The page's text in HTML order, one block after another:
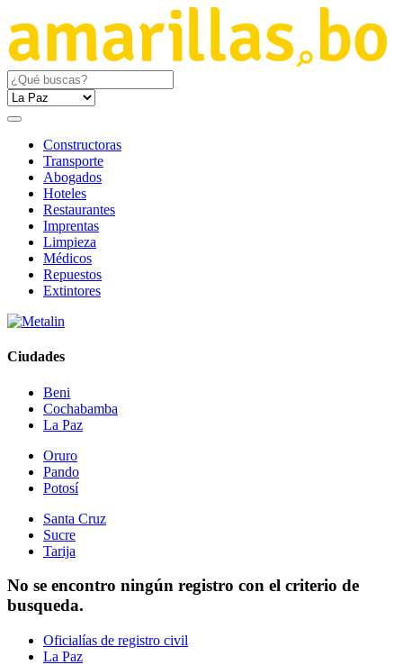
Constructoras
Transporte
Abogados
Hoteles
Restaurantes
Imprentas
Limpieza
Médicos
Repuestos
Extintores
Ciudades
Beni
Cochabamba
La Paz
Oruro
Pando
Potosí
Santa Cruz
Sucre
Tarija
No se encontro ningún registro con el criterio de
busqueda.
Oficialías de registro civil
La Paz